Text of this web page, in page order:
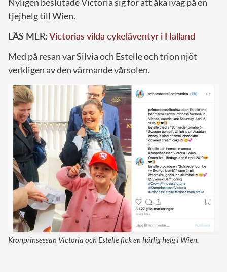
tjejhelg till Wien.
LÄS MER:Victorias vilda cykeläventyr i Halland
Med på resan var Silvia och Estelle och trion njöt
verkligen av den värmande vårsolen.
Kronprinsessan Victoria och Estelle fick en härlig helg i Wien.